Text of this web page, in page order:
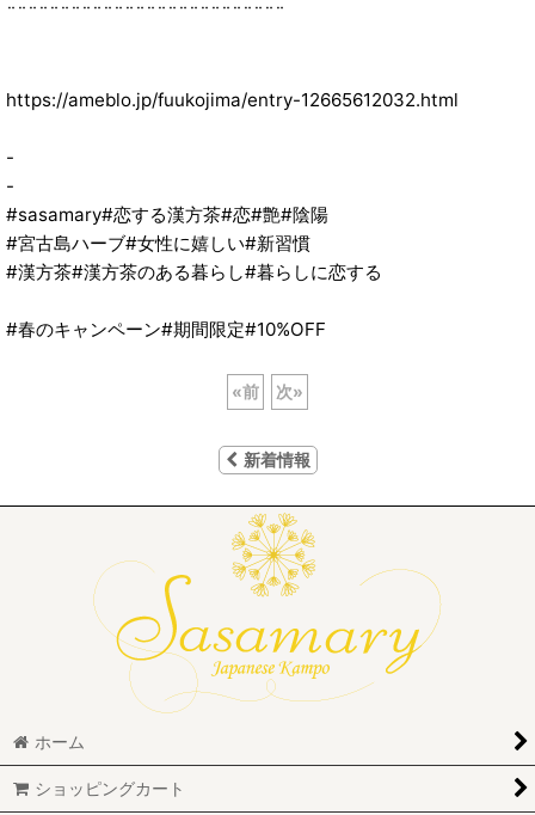
¨¨¨¨¨¨¨¨¨¨¨¨¨¨¨¨¨¨¨¨¨¨¨¨¨¨
https://ameblo.jp/fuukojima/entry-12665612032.html
-
-
#sasamary#恋する漢方茶#恋#艶#陰陽
#宮古島ハーブ#女性に嬉しい#新習慣
#漢方茶#漢方茶のある暮らし#暮らしに恋する
#春のキャンペーン#期間限定#10%OFF
«前 次»
新着情報
ホーム
ショッピングカート